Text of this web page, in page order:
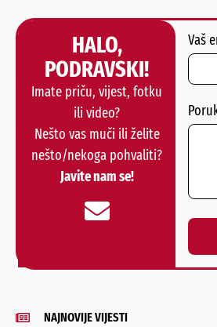
HALO,
PODRAVSKI!
Imate priču, vijest, fotku
ili video?
Nešto vas muči ili želite
nešto/nekoga pohvaliti?
Javite nam se!
Vaš
NAJNOVIJE VIJESTI